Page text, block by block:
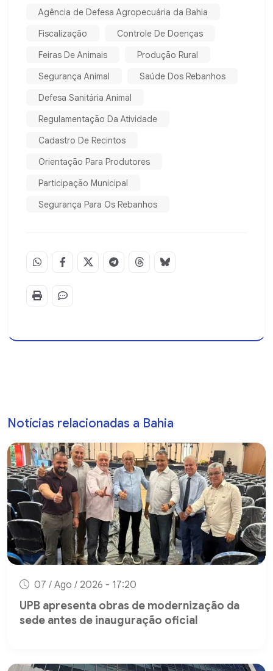
Agência de Defesa Agropecuária da Bahia
Fiscalização
Controle De Doenças
Feiras De Animais
Produção Rural
Segurança Animal
Saúde Dos Rebanhos
Defesa Sanitária Animal
Regulamentação Da Atividade
Cadastro De Recintos
Orientação Para Produtores
Participação Municipal
Segurança Para Os Rebanhos
Notícias relacionadas a Bahia
07 / Ago / 2026 - 17:20
UPB apresenta obras de modernização da
sede antes de inauguração oficial